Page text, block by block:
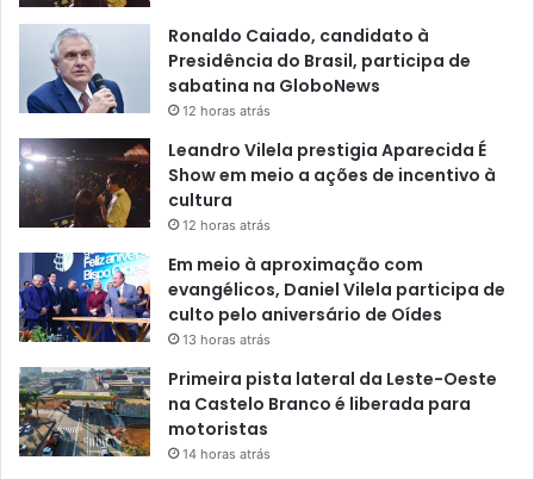
Ronaldo Caiado, candidato à
Presidência do Brasil, participa de
sabatina na GloboNews
12 horas atrás
Leandro Vilela prestigia Aparecida É
Show em meio a ações de incentivo à
cultura
12 horas atrás
Em meio à aproximação com
evangélicos, Daniel Vilela participa de
culto pelo aniversário de Oídes
13 horas atrás
Primeira pista lateral da Leste-Oeste
na Castelo Branco é liberada para
motoristas
14 horas atrás